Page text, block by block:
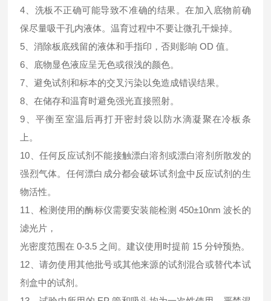
4、洗板不正确可能导致不准确的结果。在加入底物前确
保尽量吸干孔内液体。温育过程中不要让微孔干燥掉。
5、消除板底残留的液体和手指印，否则影响 OD 值。
6、底物显色液应呈无色或很浅的颜色。
7、避免试剂和标本的交叉污染以免造成错误结果。
8、在储存和温育时避免强光直接照射。
9、平衡至室温后再打开密封袋以防水滴凝聚在冷板条
上。
10、任何反应试剂不能接触漂白溶剂或漂白溶剂所散发的
强烈气体。任何漂白成分都会破坏试剂盒中反应试剂的生
物活性。
11、检测使用的酶标仪需要安装能检测 450±10nm 波长的
滤光片，
光密度范围在 0-3.5 之间。建议使用时提前 15 分钟预热。
12、请勿使用其他批号或其他来源的试剂混合或替代本试
剂盒中的试剂。